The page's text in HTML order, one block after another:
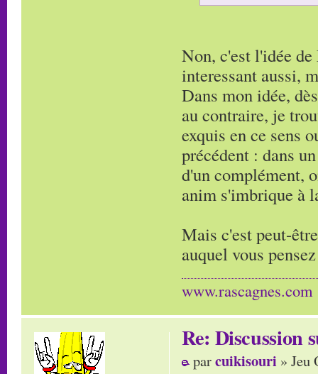
Non, c'est l'idée
interessant aussi,
Dans mon idée,
au contraire, je
exquis en ce sens
précédent : dans
d'un complément,
anim s'imbrique à
Mais c'est peut-
auquel vous
www.rascagnes.com
Re: Discussion
parcuikisouri » Jeu